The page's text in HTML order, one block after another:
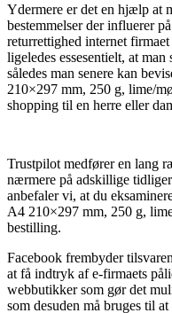
Ydermere er det en hjælp at
bestemmelser der influerer
returrettighed internet
ligeledes essesentielt, at
således man senere kan
210×297 mm, 250 g, lime/
shopping til en herre eller
Trustpilot medfører en lang
nærmere på adskillige
anbefaler vi, at du
A4 210×297 mm, 250 g,
bestilling.
Facebook frembyder
at få indtryk af e-firmaets
webbutikker som gør det
som desuden må bruges til